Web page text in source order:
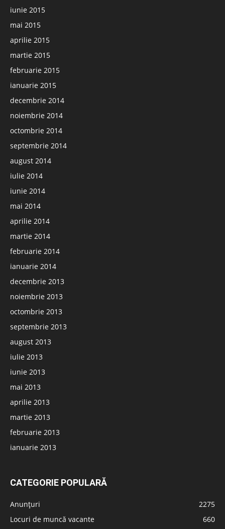
iunie 2015
mai 2015
aprilie 2015
martie 2015
februarie 2015
ianuarie 2015
decembrie 2014
noiembrie 2014
octombrie 2014
septembrie 2014
august 2014
iulie 2014
iunie 2014
mai 2014
aprilie 2014
martie 2014
februarie 2014
ianuarie 2014
decembrie 2013
noiembrie 2013
octombrie 2013
septembrie 2013
august 2013
iulie 2013
iunie 2013
mai 2013
aprilie 2013
martie 2013
februarie 2013
ianuarie 2013
CATEGORIE POPULARĂ
Anunțuri
2275
Locuri de muncă vacante
660